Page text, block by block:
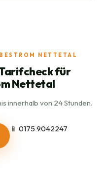
NETTETAL
für
Nettetal
innerhalb von 24 Stunden.
📱 0175 9042247